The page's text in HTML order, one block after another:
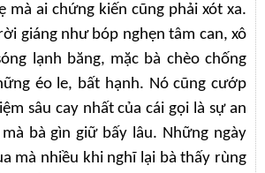
mà ai chứng kiến cũng phải xót xa.
giáng như bóp nghẹn tâm can, xô
lạnh băng, mặc bà chèo chống
éo le, bất hạnh. Nó cũng cướp
sâu cay nhất của cái gọi là sự an
bà gìn giữ bấy lâu. Những ngày
mà nhiều khi nghĩ lại bà thấy rùng